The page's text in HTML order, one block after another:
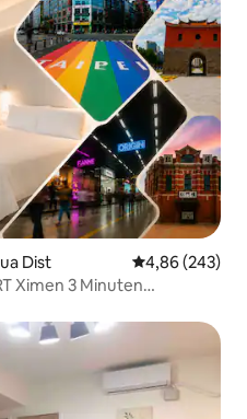
Dist
4,86 (243)
Ximen 3 Minuten